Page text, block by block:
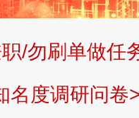
意见，页面信息
发布>> 提交品
/勿刷单做任
名度调研问卷